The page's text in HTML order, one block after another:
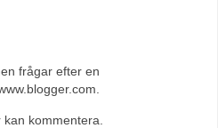
frågar efter en
kommentera.